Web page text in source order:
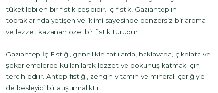
tüketilebilen bir fıstık çeşididir. İç fıstık, Gaziantep'in
topraklarında yetişen ve iklimi sayesinde benzersiz bir aroma
ve lezzet kazanan özel bir fıstık türüdür.
Gaziantep İç Fıstığı, genellikle tatlılarda, baklavada, çikolata ve
şekerlemelerde kullanılarak lezzet ve dokunuş katmak için
tercih edilir. Antep fıstığı, zengin vitamin ve mineral içeriğiyle
de besleyici bir atıştırmalıktır.